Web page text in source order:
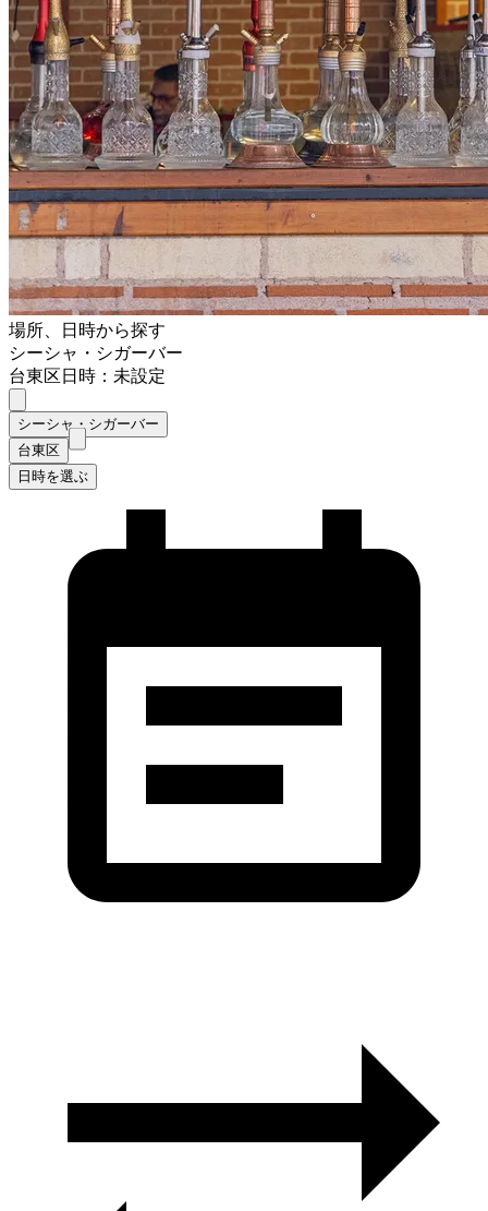
場所、日時から探す
シーシャ・シガーバー
台東区日時：未設定
シーシャ・シガーバー
台東区
日時を選ぶ